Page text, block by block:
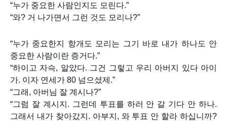
“누가 중요한 사람인지도 모린다.”
“와? 거 나가면서 그런 것도 모리나?”
“누가 중요한지 항개도 모리는 그기 바로 내가 하나도 안
중요한 사람이란 증거다.”
“하이고 자슥, 알았다. 그건 그렇고 우리 아버지 있다 아이
가. 이자 연세가 80 넘으셨제.”
“그래, 아버님 잘 계시나?”
“그럼 잘 계시지. 그런데 투표를 하러 안 갈 기다 안 하나.
그래서 내가 찾아갔지. 아부지, 와 투표 안 할라 하십니까?